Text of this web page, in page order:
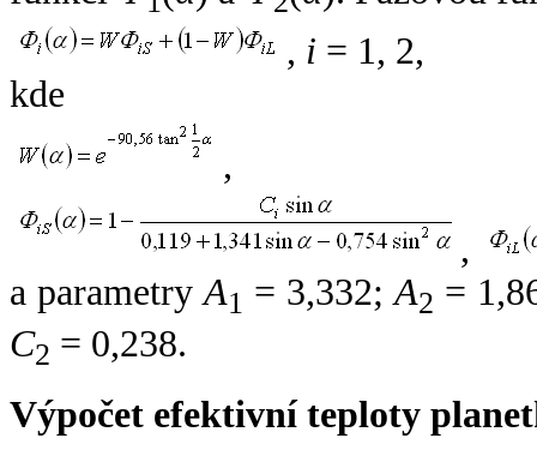
, i = 1, 2,
kde
,
,
a parametryA1 = 3,332;A2 =
C2 = 0,238.
Výpočet efektivní teploty